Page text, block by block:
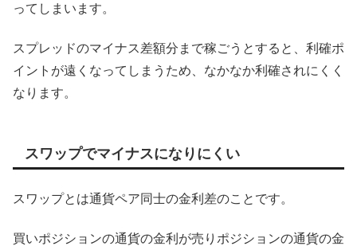
ってしまいます。
スプレッドのマイナス差額分まで稼ごうとすると、利確ポ
イントが遠くなってしまうため、なかなか利確されにくく
なります。
スワップでマイナスになりにくい
スワップとは通貨ペア同士の金利差のことです。
買いポジションの通貨の金利が売りポジションの通貨の金